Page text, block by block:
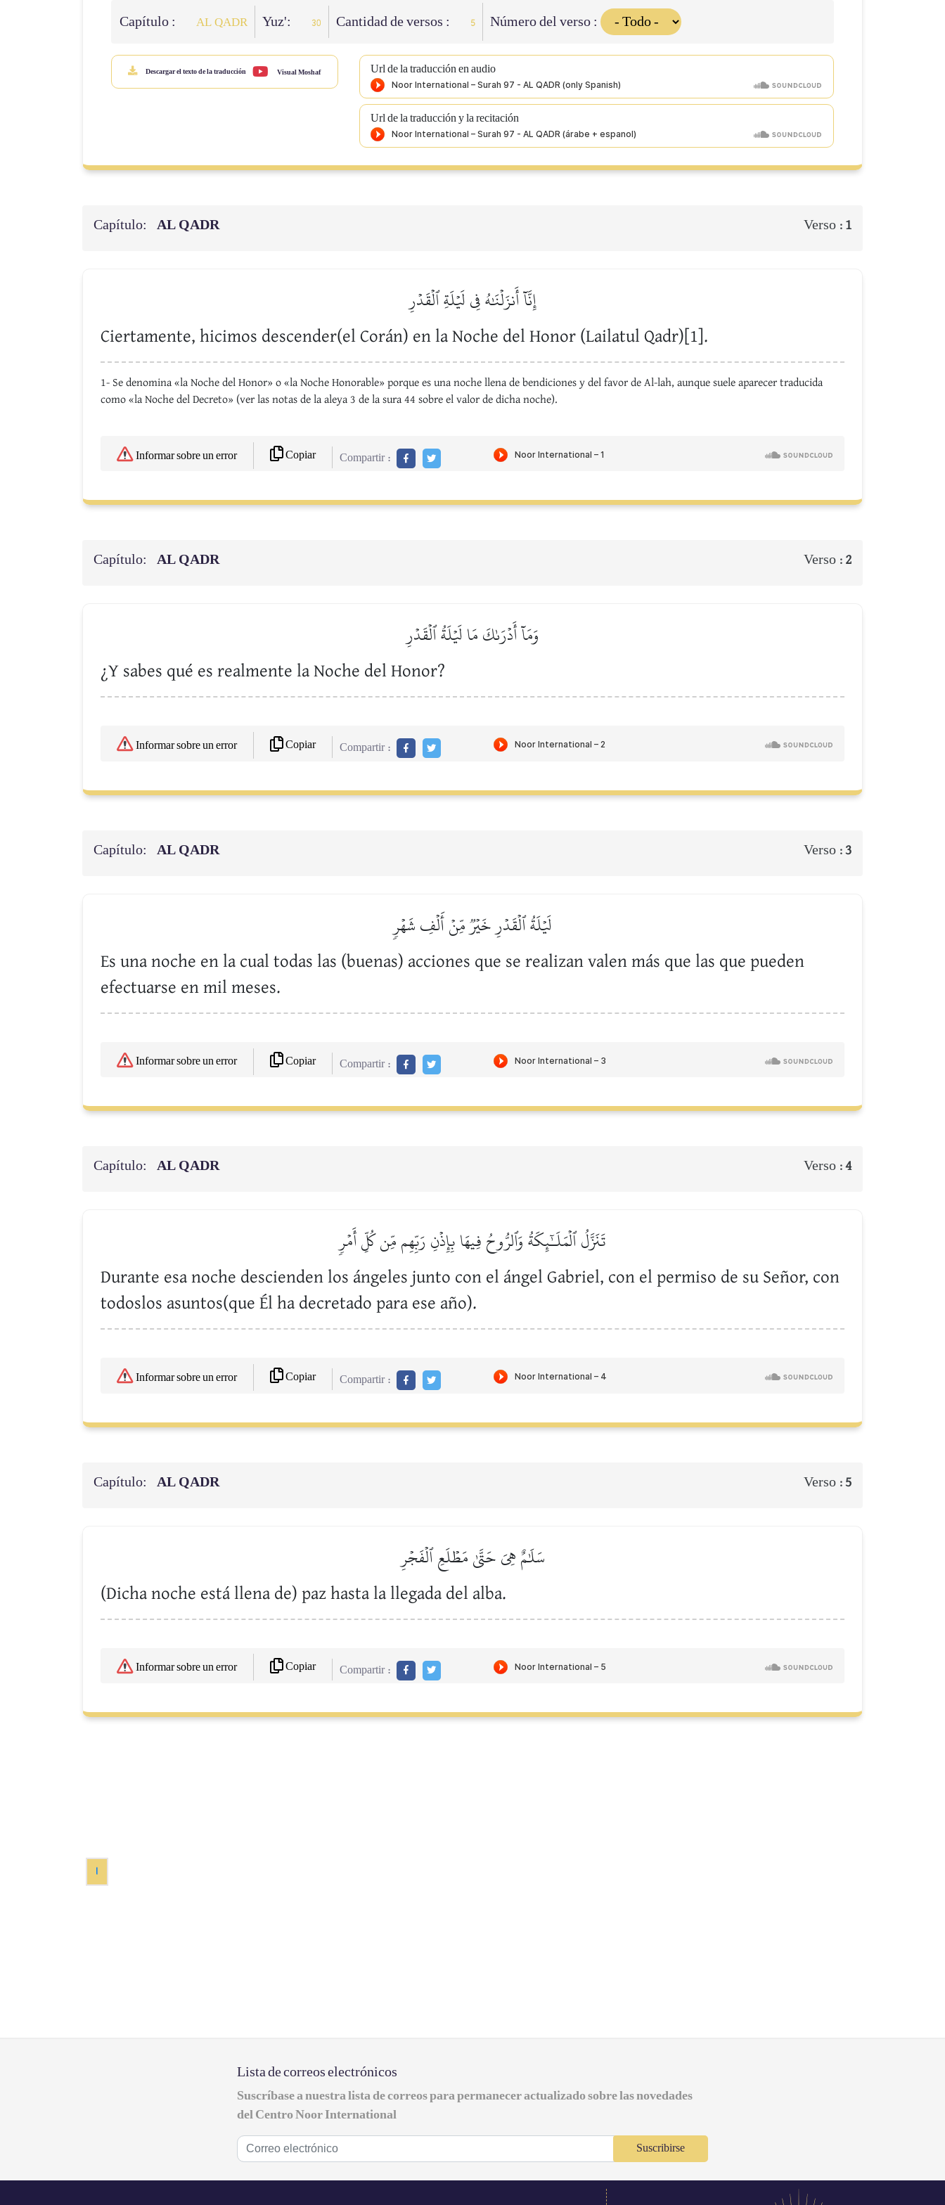
Capítulo : AL QADR Yuz': 30 Cantidad de versos : 5 Número del verso :
Descargar el texto de la traducción Visual Moshaf Url de la traducción en audio
Url de la traducción y la recitación
Capítulo: AL QADR Verso : 1
إِنَّآ أَنزَلۡنَٰهُ فِي لَيۡلَةِ ٱلۡقَدۡرِ
Ciertamente, hicimos descender(el Corán) en la Noche del Honor (Lailatul Qadr)[1].
1- Se denomina «la Noche del Honor» o «la Noche Honorable» porque es una noche llena de bendiciones y del favor de Al-lah, aunque suele aparecer traducida
como «la Noche del Decreto» (ver las notas de la aleya 3 de la sura 44 sobre el valor de dicha noche).
Informar sobre un error Copiar Compartir :
Capítulo: AL QADR Verso : 2
وَمَآ أَدۡرَىٰكَ مَا لَيۡلَةُ ٱلۡقَدۡرِ
¿Y sabes qué es realmente la Noche del Honor?
Informar sobre un error Copiar Compartir :
Capítulo: AL QADR Verso :3
لَيۡلَةُ ٱلۡقَدۡرِ خَيۡرٞ مِّنۡ أَلۡفِ شَهۡرٖ
Es una noche en la cual todas las (buenas) acciones que se realizan valen más que las que pueden
efectuarse en mil meses.
Informar sobre un error Copiar Compartir :
Capítulo: AL QADR Verso :4
تَنَزَّلُ ٱلۡمَلَـٰٓئِكَةُ وَٱلرُّوحُ فِيهَا بِإِذۡنِ رَبِّهِم مِّن كُلِّ أَمۡرٖ
Durante esa noche descienden los ángeles junto con el ángel Gabriel, con el permiso de su Señor, con
todoslos asuntos(que Él ha decretado para ese año).
Informar sobre un error Copiar Compartir :
Capítulo: AL QADR Verso :5
سَلَٰمٌ هِيَ حَتَّىٰ مَطۡلَعِ ٱلۡفَجۡرِ
(Dicha noche está llena de) paz hasta la llegada del alba.
Informar sobre un error Copiar Compartir :
1
Lista de correos electrónicos
Suscríbase a nuestra lista de correos para permanecer actualizado sobre las novedades
del Centro Noor International
Suscribirse